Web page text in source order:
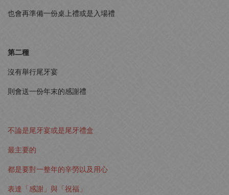
也會再準備一份桌上禮或是入場禮
第二種
沒有舉行尾牙宴
則會送一份年末的感謝禮
不論是尾牙宴或是尾牙禮盒
最主要的
都是要對一整年的辛勞以及用心
表達「感謝」與「祝福」